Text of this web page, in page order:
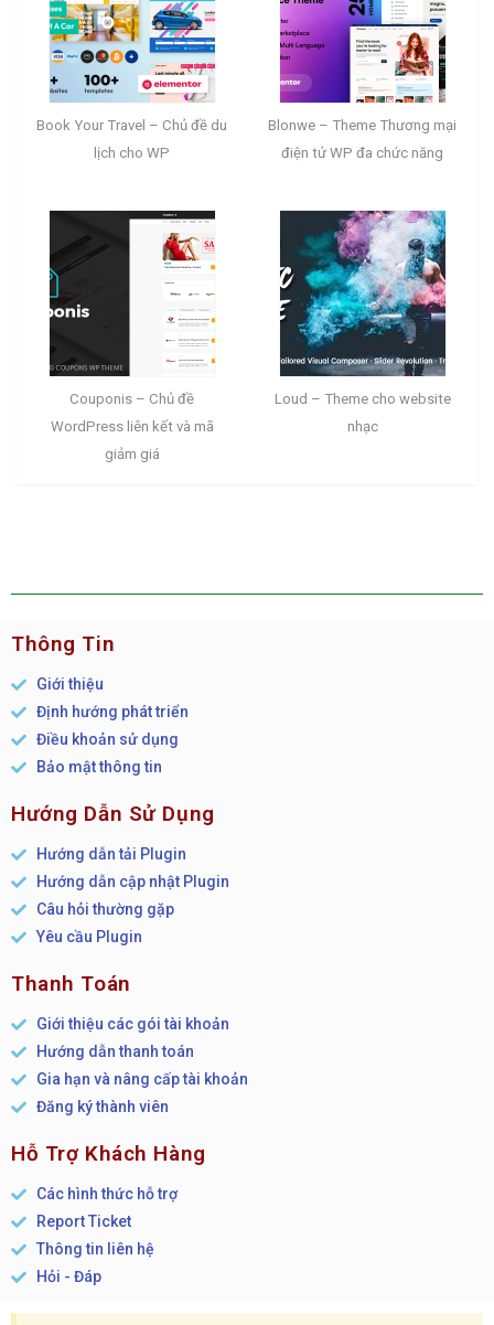
Book Your Travel – Chủ đề du
lịch cho WP
Blonwe – Theme Thương mại
điện tử WP đa chức năng
Couponis – Chủ đề
WordPress liên kết và mã
giảm giá
Loud – Theme cho website
nhạc
Thông Tin
Giới thiệu
Định hướng phát triển
Điều khoản sử dụng
Bảo mật thông tin
Hướng Dẫn Sử Dụng
Hướng dẫn tải Plugin
Hướng dẫn cập nhật Plugin
Câu hỏi thường gặp
Yêu cầu Plugin
Thanh Toán
Giới thiệu các gói tài khoản
Hướng dẫn thanh toán
Gia hạn và nâng cấp tài khoản
Đăng ký thành viên
Hỗ Trợ Khách Hàng
Các hình thức hỗ trợ
Report Ticket
Thông tin liên hệ
Hỏi - Đáp